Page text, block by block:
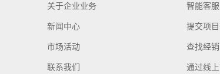
关于企业业务
新闻中心
市场活动
联系我们
智能客服
提交项
查找经
通过线